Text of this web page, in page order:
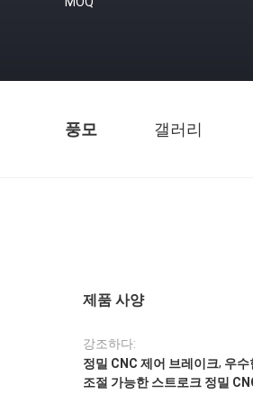
풍모 갤러리
제품 사양
강조하다:
정밀 CNC 제어 브레이크, 우수
조절 가능한 스트로크 정밀